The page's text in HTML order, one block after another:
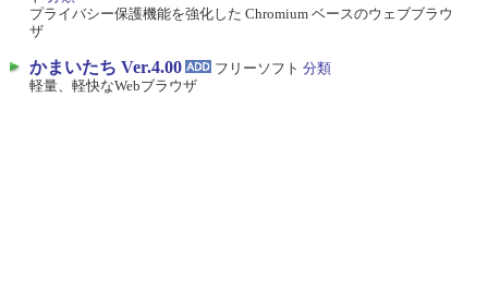
プライバシー保護機能を強化した Chromium ベースのウェブブラウ
ザ
かまいたち Ver.4.00 フリーソフト 分類
軽量、軽快なWebブラウザ